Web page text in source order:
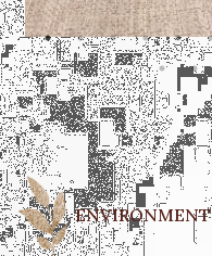
ENVIRONMENT